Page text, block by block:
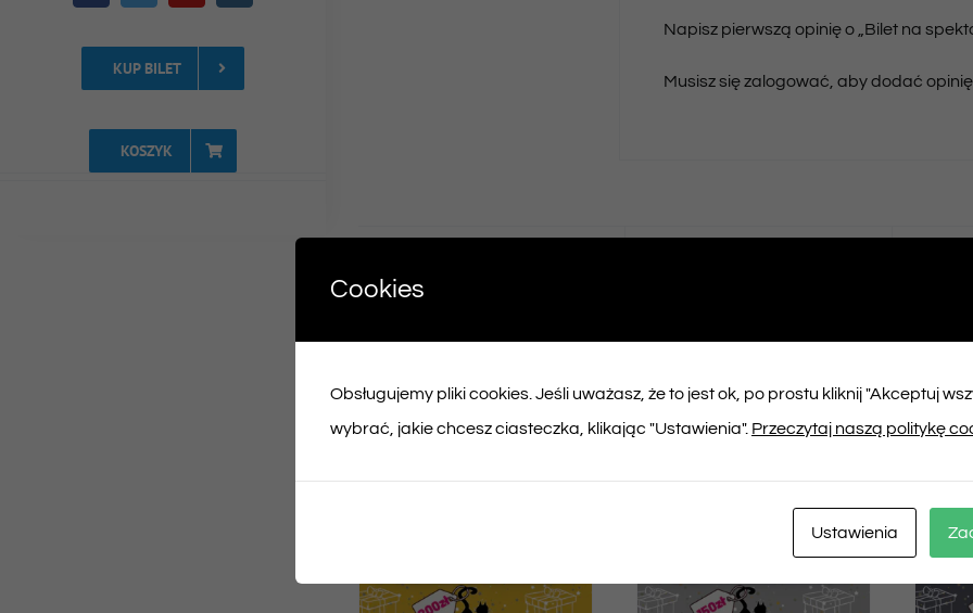
KUP BILET
KOSZYK
Napisz pierwszą opinię o „Bilet na
Musisz sięzalogować , aby dodać opinię.
Podobne produkty
Cookies
Obsługujemy pliki cookies. Jeśli uważasz, że to jest ok, po prostu kliknij "Akceptuj
wybrać, jakie chcesz ciasteczka, klikając "Ustawienia". Przeczytaj naszą politykę
Ustawienia